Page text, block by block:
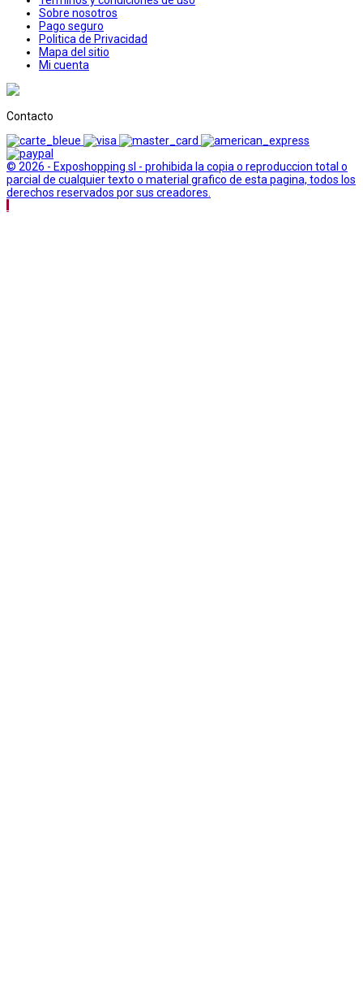
Sobre nosotros
Pago seguro
Politica de Privacidad
Mapa del sitio
Mi cuenta
Contacto
© 2026 - Exposhopping sl - prohibida la copia o reproduccion total o
parcial de cualquier texto o material grafico de esta pagina, todos los
derechos reservados por sus creadores.